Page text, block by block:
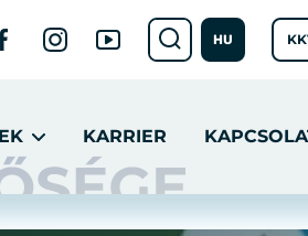
HU
KARRIER